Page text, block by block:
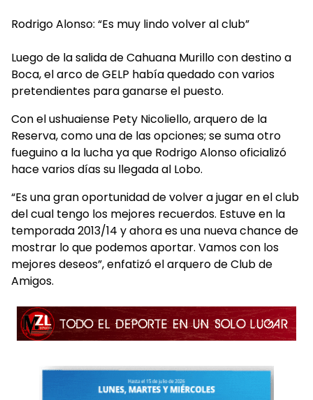
Rodrigo Alonso: “Es muy lindo volver al club”
Luego de la salida de Cahuana Murillo con destino a
Boca, el arco de GELP había quedado con varios
pretendientes para ganarse el puesto.
Con el ushuaiense Pety Nicoliello, arquero de la
Reserva, como una de las opciones; se suma otro
fueguino a la lucha ya que Rodrigo Alonso oficializó
hace varios días su llegada al Lobo.
“Es una gran oportunidad de volver a jugar en el club
del cual tengo los mejores recuerdos. Estuve en la
temporada 2013/14 y ahora es una nueva chance de
mostrar lo que podemos aportar. Vamos con los
mejores deseos”, enfatizó el arquero de Club de
Amigos.